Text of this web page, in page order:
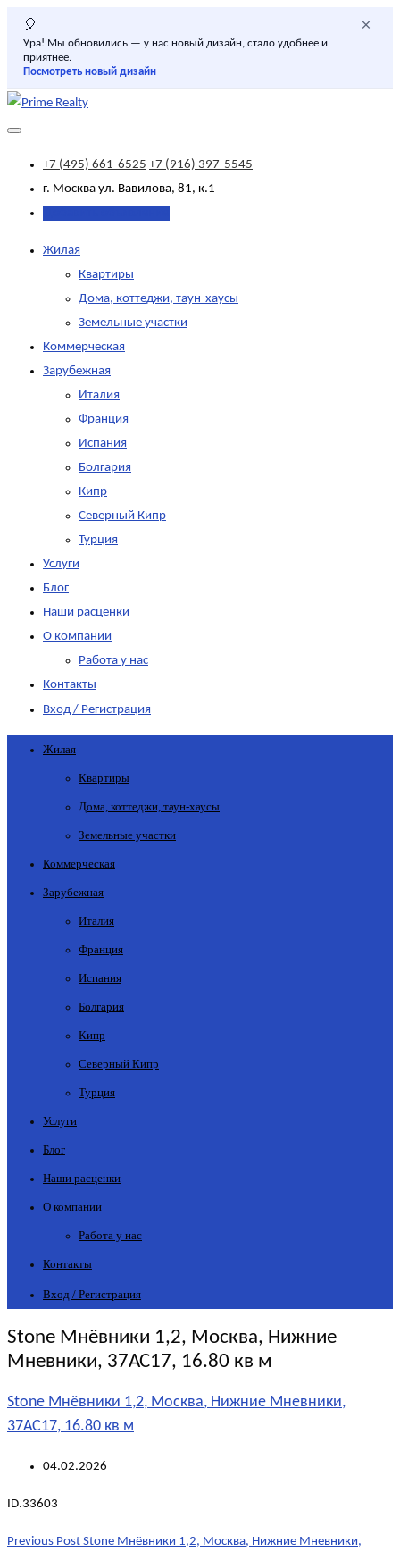
🎈
Ура! Мы обновились — у нас новый дизайн, стало удобнее и
приятнее.
Посмотреть новый дизайн
×
+7 (495) 661-6525 +7 (916) 397-5545
г. Москва ул. Вавилова, 81, к.1
Жилая
Квартиры
Дома, коттеджи, таун-хаусы
Земельные участки
Коммерческая
Зарубежная
Италия
Франция
Испания
Болгария
Кипр
Северный Кипр
Турция
Услуги
Блог
Наши расценки
О компании
Работа у нас
Контакты
Вход / Регистрация
Жилая
Квартиры
Дома, коттеджи, таун-хаусы
Земельные участки
Коммерческая
Зарубежная
Италия
Франция
Испания
Болгария
Кипр
Северный Кипр
Турция
Услуги
Блог
Наши расценки
О компании
Работа у нас
Контакты
Вход / Регистрация
Stone Мнёвники 1,2, Москва, Нижние
Мневники, 37АС17, 16.80 кв м
Stone Мнёвники 1,2, Москва, Нижние Мневники,
37АС17, 16.80 кв м
04.02.2026
ID.33603
Post
Previous Post Stone Мнёвники 1,2, Москва, Нижние Мневники,